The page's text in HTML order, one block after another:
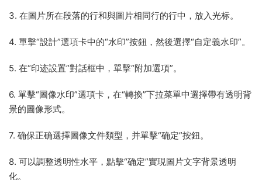
3. 在圖片所在段落的行和與圖片相同行的行中，放入光标。
4. 單擊“設計”選項卡中的“水印”按鈕，然後選擇“自定義水印”。
5. 在“印迹設置”對話框中，單擊“附加選項”。
6. 單擊“圖像水印”選項卡，在“轉換”下拉菜單中選擇帶有透明背
景的圖像形式。
7. 确保正确選擇圖像文件類型，并單擊“确定”按鈕。
8. 可以調整透明性水平，點擊“确定”實現圖片文字背景透明
化。